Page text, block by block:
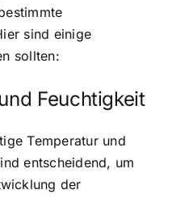
sind einige
sollten:
Feuchtigkeit
Temperatur und
entscheidend, um
der